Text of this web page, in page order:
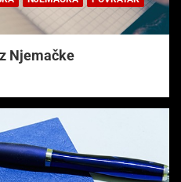
Njemačke